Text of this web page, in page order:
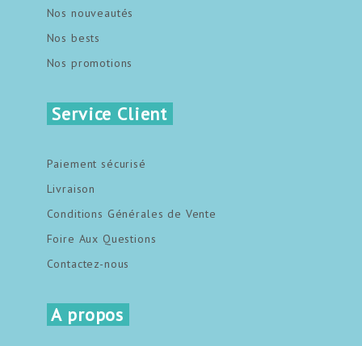
Nos nouveautés
Nos bests
Nos promotions
Service Client
Paiement sécurisé
Livraison
Conditions Générales de Vente
Foire Aux Questions
Contactez-nous
A propos